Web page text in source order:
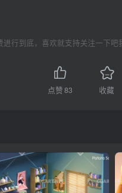
进行到底，喜欢就支持关注一下吧
点赞83 收藏